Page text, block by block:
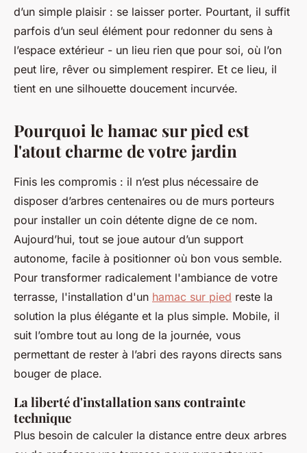
d’un simple plaisir : se laisser porter. Pourtant, il suffit
parfois d’un seul élément pour redonner du sens à
l’espace extérieur - un lieu rien que pour soi, où l’on
peut lire, rêver ou simplement respirer. Et ce lieu, il
tient en une silhouette doucement incurvée.
Pourquoi le hamac sur pied est
l'atout charme de votre jardin
Finis les compromis : il n’est plus nécessaire de
disposer d’arbres centenaires ou de murs porteurs
pour installer un coin détente digne de ce nom.
Aujourd’hui, tout se joue autour d’un support
autonome, facile à positionner où bon vous semble.
Pour transformer radicalement l'ambiance de votre
terrasse, l'installation d'un hamac sur pied reste la
solution la plus élégante et la plus simple. Mobile, il
suit l’ombre tout au long de la journée, vous
permettant de rester à l’abri des rayons directs sans
bouger de place.
La liberté d'installation sans contrainte
technique
Plus besoin de calculer la distance entre deux arbres